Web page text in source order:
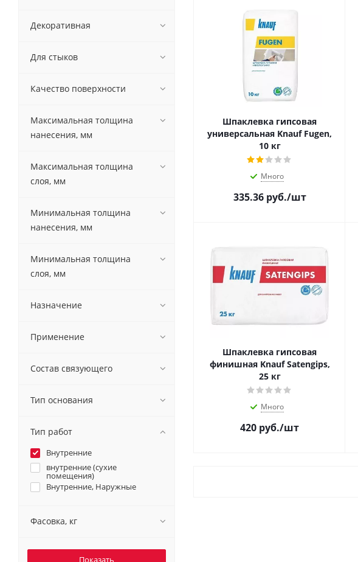
Шпаклевка гипсовая
универсальная Knauf Fugen,
10 кг
Много
335.36руб./шт
Шпаклевка гипсовая
финишная Knauf Satengips,
25 кг
Много
420 руб./шт
Декоративная
Для стыков
Качество поверхности
Максимальная толщина
нанесения, мм
Максимальная толщина
слоя, мм
Минимальная толщина
нанесения, мм
Минимальная толщина
слоя, мм
Назначение
Применение
Состав связующего
Тип основания
Тип работ
Внутренние
внутренние (сухие
помещения)
Внутренние, Наружные
Фасовка, кг